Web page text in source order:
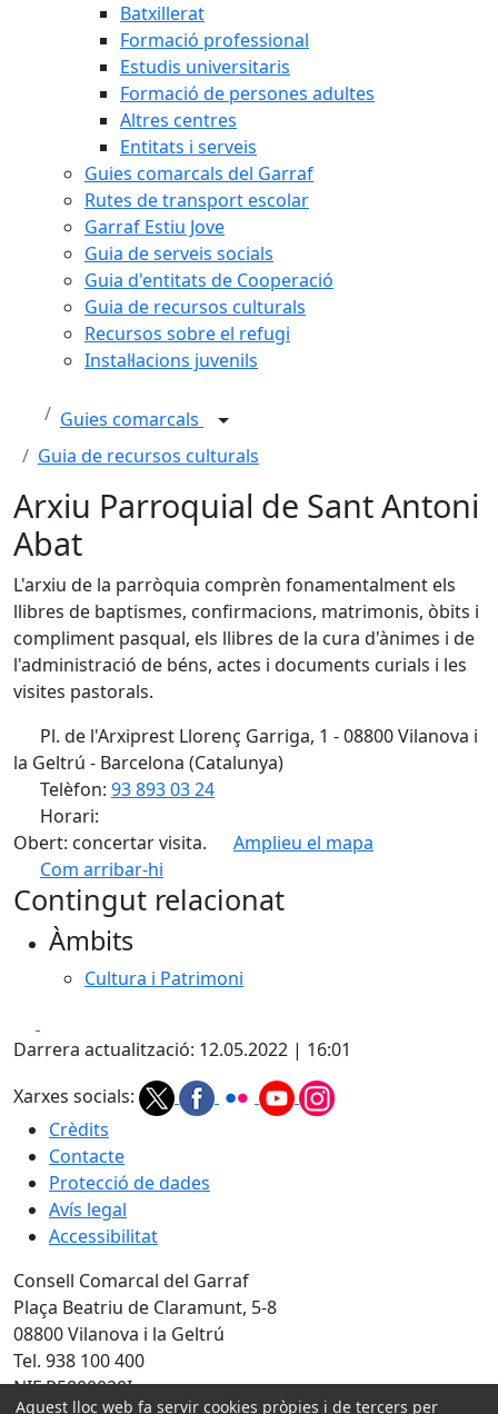
Batxillerat
Formació professional
Estudis universitaris
Formació de persones adultes
Altres centres
Entitats i serveis
Guies comarcals del Garraf
Rutes de transport escolar
Garraf Estiu Jove
Guia de serveis socials
Guia d'entitats de Cooperació
Guia de recursos culturals
Recursos sobre el refugi
Instal·lacions juvenils
Guies comarcals
Guia de recursos culturals
Arxiu Parroquial de Sant Antoni
Abat
L'arxiu de la parròquia comprèn fonamentalment els
llibres de baptismes, confirmacions, matrimonis, òbits i
compliment pasqual, els llibres de la cura d'ànimes i de
l'administració de béns, actes i documents curials i les
visites pastorals.
Pl. de l'Arxiprest Llorenç Garriga, 1 - 08800 Vilanova i
la Geltrú - Barcelona (Catalunya)
Telèfon: 93 893 03 24
Horari:
Obert: concertar visita.
Amplieu el mapa
Com arribar-hi
+
−
Contingut relacionat
Àmbits
Cultura i Patrimoni
Darrera actualització: 12.05.2022 | 16:01
Xarxes socials:
Crèdits
Contacte
Protecció de dades
Avís legal
Accessibilitat
Consell Comarcal del Garraf
Plaça Beatriu de Claramunt, 5-8
08800 Vilanova i la Geltrú
Tel. 938 100 400
NIF P5800020I
Aquest lloc web fa servir cookies pròpies i de tercers per